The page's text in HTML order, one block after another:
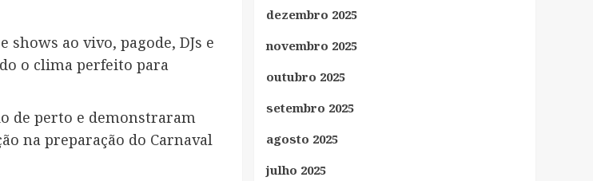
ao vivo, pagode, DJs e
o clima perfeito para
de perto e demonstraram
na preparação do Carnaval
dezembro 2025
novembro 2025
outubro 2025
setembro 2025
agosto 2025
julho 2025